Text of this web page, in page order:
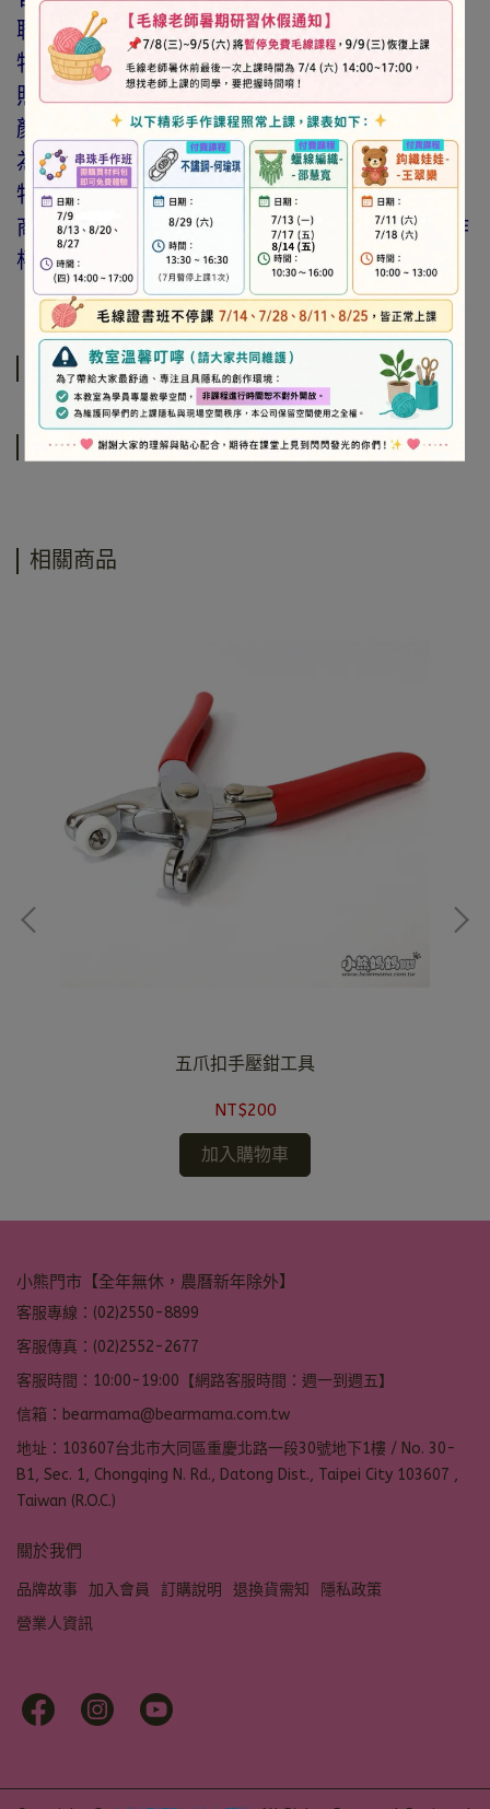
聯繫。
特價商品，會員不再提供折扣優惠。
照片因拍攝光線與螢幕色差而有所差異，實際
顏色與網路呈現略有不同，將以實際出貨商品
為準。
特價品、客訂商品、毛線、緞帶、繩線、零碼
商品、工具、消耗性商品(如膠類…等)，與著作
權商品(如書籍…等)，恕不接受退換貨。
規格說明
運送方式
相關商品
五爪扣手壓鉗工具
NT$200
加入購物車
小熊門市【全年無休，農曆新年除外】
客服專線：(02)2550-8899
客服傳真：(02)2552-2677
客服時間：10:00-19:00【網路客服時間：週一到週五】
信箱：bearmama@bearmama.com.tw
地址：103607台北市大同區重慶北路一段30號地下1樓 / No. 30-
B1, Sec. 1, Chongqing N. Rd., Datong Dist., Taipei City 103607 ,
Taiwan (R.O.C.)
關於我們
品牌故事 加入會員 訂購說明 退換貨需知
隱私政策
營業人資訊